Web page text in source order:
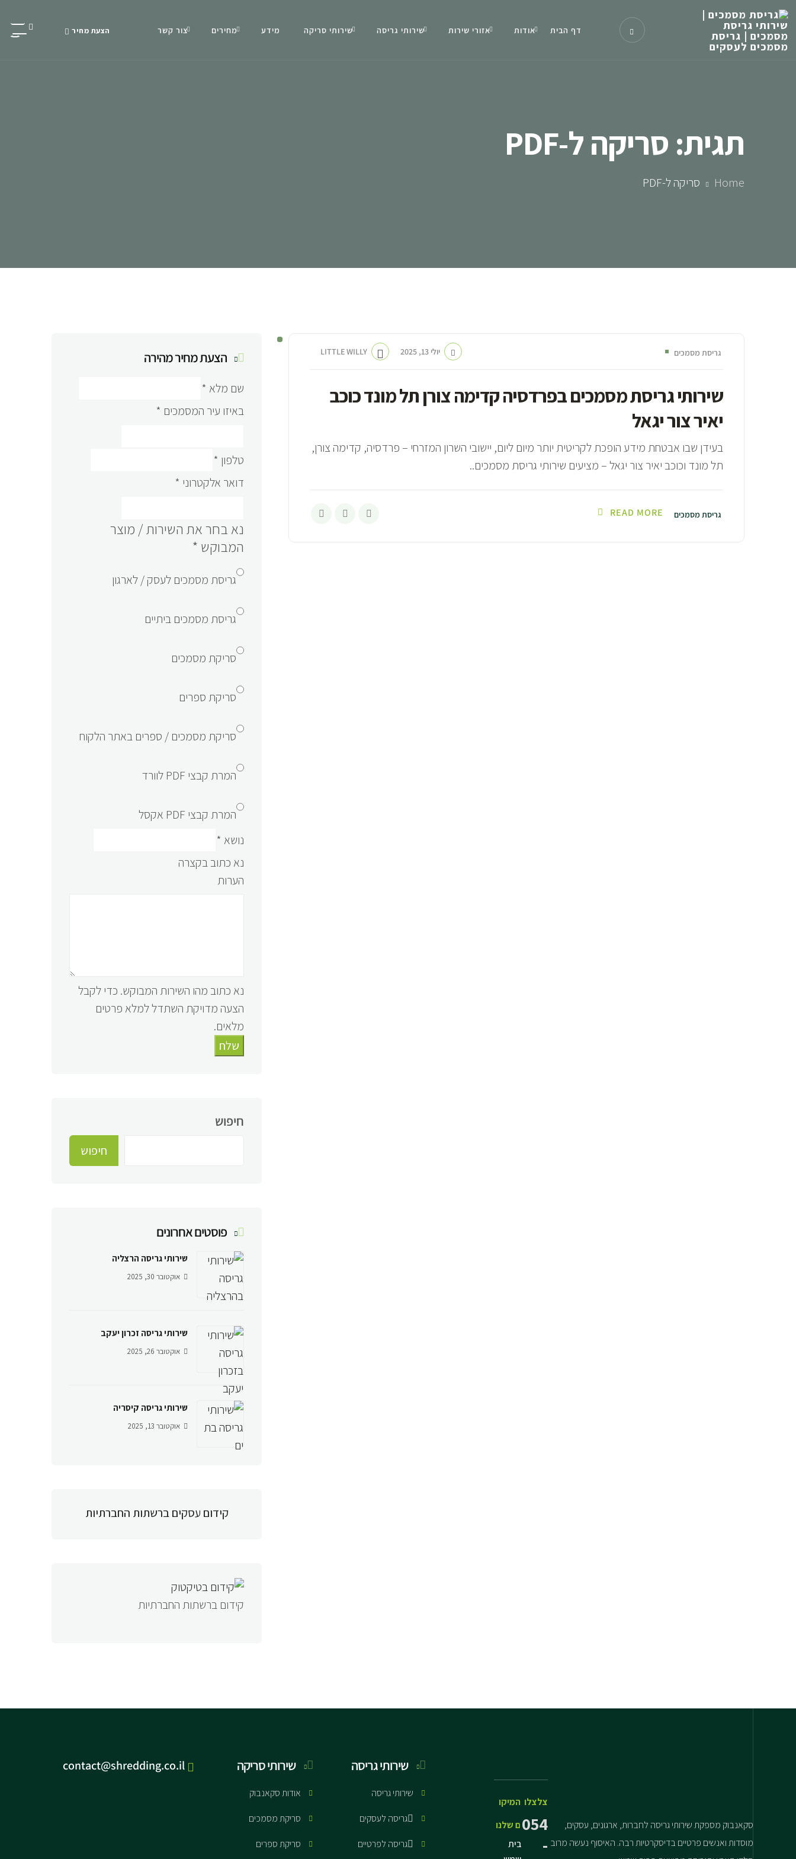
דף הבית אודות אזורי שירות שירותי גריסה שירותי סריקה מידע מחירים צור קשר הצעת מחיר
תגית: סריקה ל-PDF
Home סריקה ל-PDF
שירותי גריסת מסמכים בפרדסיה קדימה צורן תל מונד כוכב
יאיר צור יגאל
גריסת מסמכים יולי 13, 2025 LITTLE WILLY
בעידן שבו אבטחת מידע הופכת לקריטית יותר מיום ליום, יישובי השרון המזרחי – פרדסיה, קדימה צורן,
תל מונד וכוכב יאיר צור יגאל – מציעים שירותי גריסת מסמכים..
גריסת מסמכים READ MORE
הצעת מחיר מהירה
שם מלא *
באיזו עיר המסמכים *
טלפון *
דואר אלקטרוני *
נא בחר את השירות / מוצר
המבוקש *
גריסת מסמכים לעסק / לארגון
גריסת מסמכים ביתיים
סריקת מסמכים
סריקת ספרים
סריקת מסמכים / ספרים באתר הלקוח
המרת קבצי PDF לוורד
המרת קבצי PDF אקסל
נושא *
נא כתוב בקצרה
הערות
נא כתוב מהו השירות המבוקש. כדי לקבל
הצעה מדויקת השתדל למלא פרטים
מלאים.
שלח
חיפוש
חיפוש
פוסטים אחרונים
שירותי גריסה הרצליה
אוקטובר 30, 2025
שירותי גריסה זכרון יעקב
אוקטובר 26, 2025
שירותי גריסה קיסריה
אוקטובר 13, 2025
קידום עסקים ברשתות החברתיות
קידום ברשתות החברתיות
סקאנבוק מספקת שירותי גריסה לחברות, ארגונים, עסקים,
מוסדות ואנשים פרטיים בדיסקרטיות רבה. האיסוף נעשה מרוב
צלצלו
054
-
המיקו
ם שלנו
בית
שירותי גריסה
שירותי גריסה
גריסה לעסקים
גריסה לפרטיים
שירותי סריקה
אודות סקאנבוק
סריקת מסמכים
סריקת ספרים